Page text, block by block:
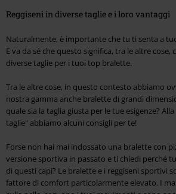
Reggiseni in diverse taglie e i loro vantaggi
Naturalmente, è importante che tu ti senta a
E va da sé che questo significa, tra le altre cose,
diverse taglie per i tuoi top bralette.
Tra le altre cose, in questo contesto abbiamo
nostra gamma anche bralette di grandi
quale sia la taglia giusta per le tue esigenze?
taglie" abbiamo alcuni consigli per te!
Forse non hai mai indossato una bralette con
versione sportiva in passato e ti chiedi perché
di questi capi? Le bralette e i reggiseni sportivi
fattore di comfort particolarmente elevato. I